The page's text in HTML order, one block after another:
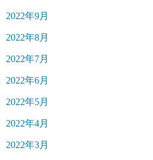
2022年9月
2022年8月
2022年7月
2022年6月
2022年5月
2022年4月
2022年3月